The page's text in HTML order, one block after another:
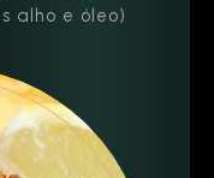
alho e óleo)